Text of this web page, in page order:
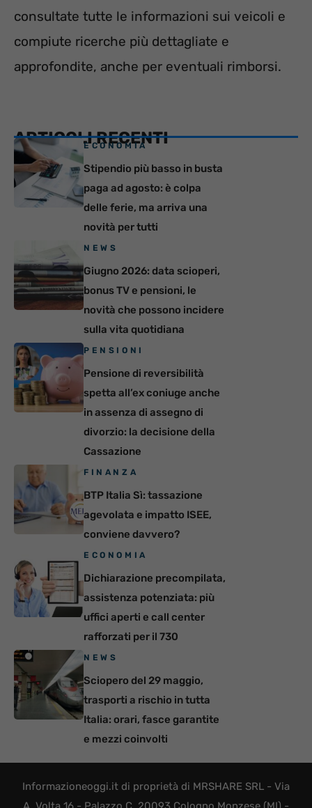
consultate tutte le informazioni sui veicoli e
compiute ricerche più dettagliate e
approfondite, anche per eventuali rimborsi.
ARTICOLI RECENTI
ECONOMIA
Stipendio più basso in busta
paga ad agosto: è colpa
delle ferie, ma arriva una
novità per tutti
NEWS
Giugno 2026: data scioperi,
bonus TV e pensioni, le
novità che possono incidere
sulla vita quotidiana
PENSIONI
Pensione di reversibilità
spetta all’ex coniuge anche
in assenza di assegno di
divorzio: la decisione della
Cassazione
FINANZA
BTP Italia Sì: tassazione
agevolata e impatto ISEE,
conviene davvero?
ECONOMIA
Dichiarazione precompilata,
assistenza potenziata: più
uffici aperti e call center
rafforzati per il 730
NEWS
Sciopero del 29 maggio,
trasporti a rischio in tutta
Italia: orari, fasce garantite
e mezzi coinvolti
Informazioneoggi.it di proprietà di MRSHARE SRL - Via